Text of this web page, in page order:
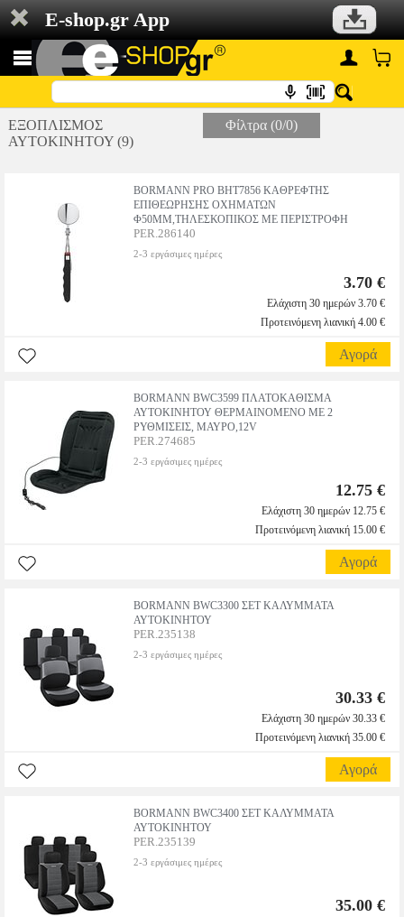
E-shop.gr App
ΕΞΟΠΛΙΣΜΟΣ
ΑΥΤΟΚΙΝΗΤΟΥ (9)
Φίλτρα (0/0)
BORMANN PRO BHT7856 ΚΑΘΡΕΦΤΗΣ
ΕΠΙΘΕΩΡΗΣΗΣ ΟΧΗΜΑΤΩΝ
Φ50MM,ΤΗΛΕΣΚΟΠΙΚΟΣ ΜΕ ΠΕΡΙΣΤΡΟΦΗ
PER.286140
2-3 εργάσιμες ημέρες
3.70 €
Ελάχιστη 30 ημερών 3.70 €
Προτεινόμενη λιανική 4.00 €
Αγορά
BORMANN BWC3599 ΠΛΑΤΟΚΑΘΙΣΜΑ
ΑΥΤΟΚΙΝΗΤΟΥ ΘΕΡΜΑΙΝΟΜΕΝΟ ΜΕ 2
ΡΥΘΜΙΣΕΙΣ, ΜΑΥΡΟ,12V
PER.274685
2-3 εργάσιμες ημέρες
12.75 €
Ελάχιστη 30 ημερών 12.75 €
Προτεινόμενη λιανική 15.00 €
Αγορά
BORMANN BWC3300 ΣΕΤ ΚΑΛΥΜΜΑΤΑ
ΑΥΤΟΚΙΝΗΤΟΥ
PER.235138
2-3 εργάσιμες ημέρες
30.33 €
Ελάχιστη 30 ημερών 30.33 €
Προτεινόμενη λιανική 35.00 €
Αγορά
BORMANN BWC3400 ΣΕΤ ΚΑΛΥΜΜΑΤΑ
ΑΥΤΟΚΙΝΗΤΟΥ
PER.235139
2-3 εργάσιμες ημέρες
35.00 €